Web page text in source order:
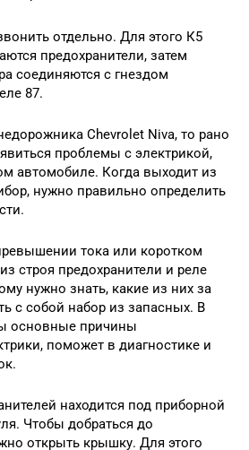
отдельно. Для этого К5
предохранители, затем
соединяются с гнездом
87.
Chevrolet Niva, то рано
проблемы с электрикой,
автомобиле. Когда выходит из
нужно правильно определить
тока или коротком
строя предохранители и реле
нужно знать, какие из них за
с собой набор из запасных. В
основные причины
поможет в диагностике и
находится под приборной
Чтобы добраться до
открыть крышку. Для этого